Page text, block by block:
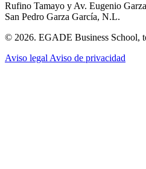
Rufino Tamayo y Av. Eugenio
San Pedro Garza García, N.L.
© 2026. EGADE Business School,
Aviso legal Aviso de privacidad